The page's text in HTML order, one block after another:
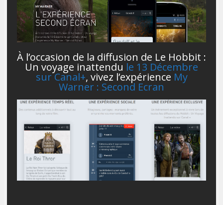
À l’occasion de la diffusion de Le Hobbit :
Un voyage inattendu le 13 Décembre
sur Canal+, vivez l’expérience My
Warner : Second Ecran